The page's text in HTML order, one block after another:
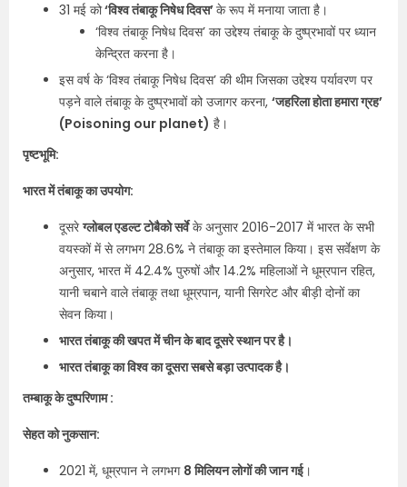
31 मई को‘विश्व तंबाकू निषेध दिवस’के रूप में मनाया जाता है।
‘विश्व तंबाकू निषेध दिवस’ का उद्देश्य तंबाकू के दुष्प्रभावों पर ध्यान
केन्द्रित करना है।
इस वर्ष के ‘विश्व तंबाकू निषेध दिवस’ की थीम जिसका उद्देश्य पर्यावरण पर
पड़ने वाले तंबाकू के दुष्प्रभावों को उजागर करना, ‘जहरिला होता हमारा ग्रह’
(Poisoning our planet) है।
पृष्टभूमि:
भारत में तंबाकू का उपयोग:
दूसरेग्लोबल एडल्ट टोबैको सर्वेके अनुसार 2016-2017 में भारत के सभी
वयस्कों में से लगभग 28.6% ने तंबाकू का इस्तेमाल किया। इस सर्वेक्षण के
अनुसार, भारत में 42.4% पुरुषों और 14.2% महिलाओं ने धूम्रपान रहित,
यानी चबाने वाले तंबाकू तथा धूम्रपान, यानी सिगरेट और बीड़ी दोनों का
सेवन किया।
भारत तंबाकू की खपत में चीन के बाद दूसरे स्थान पर है।
भारत तंबाकू का विश्व का दूसरा सबसे बड़ा उत्पादक है।
तम्बाकू के दुष्परिणाम :
सेहत को नुकसान:
2021 में, धूम्रपान ने लगभग 8 मिलियन लोगों की जान गई।